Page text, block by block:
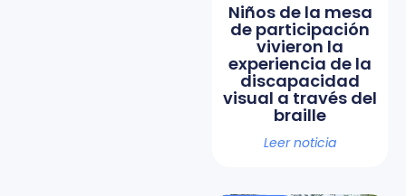
Niños de la mesa
de participación
vivieron la
experiencia de la
discapacidad
visual a través del
braille
Leer noticia